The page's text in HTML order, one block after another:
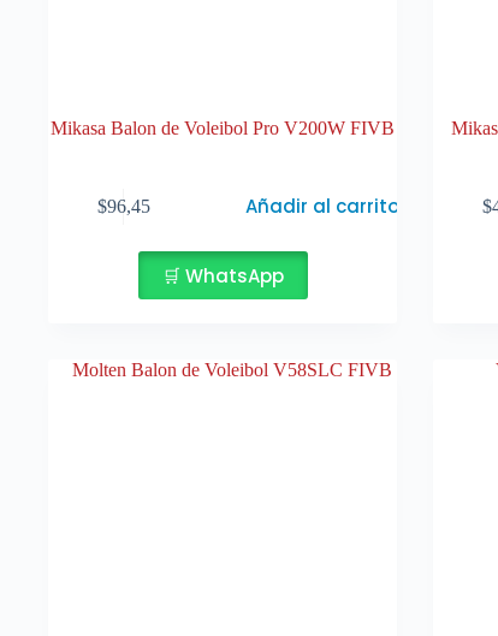
Mikasa Balon de Voleibol Pro V200W FIVB
$96,45 Añadir al carrito
🛒 WhatsApp
$